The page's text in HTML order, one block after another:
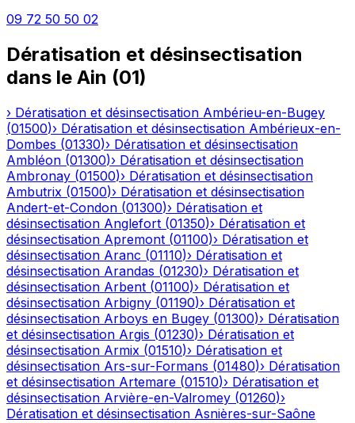
09 72 50 50 02
Dératisation et désinsectisation
dans le Ain (01)
› Dératisation et désinsectisation Ambérieu-en-Bugey
(01500)› Dératisation et désinsectisation Ambérieux-en-
Dombes (01330)› Dératisation et désinsectisation
Ambléon (01300)› Dératisation et désinsectisation
Ambronay (01500)› Dératisation et désinsectisation
Ambutrix (01500)› Dératisation et désinsectisation
Andert-et-Condon (01300)› Dératisation et
désinsectisation Anglefort (01350)› Dératisation et
désinsectisation Apremont (01100)› Dératisation et
désinsectisation Aranc (01110)› Dératisation et
désinsectisation Arandas (01230)› Dératisation et
désinsectisation Arbent (01100)› Dératisation et
désinsectisation Arbigny (01190)› Dératisation et
désinsectisation Arboys en Bugey (01300)› Dératisation
et désinsectisation Argis (01230)› Dératisation et
désinsectisation Armix (01510)› Dératisation et
désinsectisation Ars-sur-Formans (01480)› Dératisation
et désinsectisation Artemare (01510)› Dératisation et
désinsectisation Arvière-en-Valromey (01260)›
Dératisation et désinsectisation Asnières-sur-Saône